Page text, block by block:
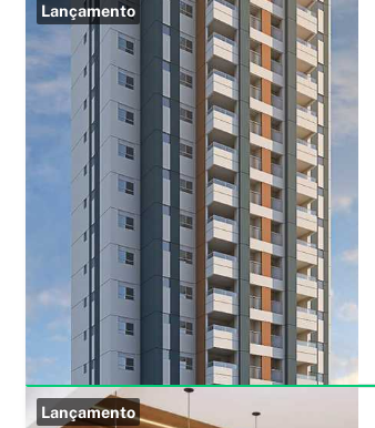
Lançamento
Lançamento